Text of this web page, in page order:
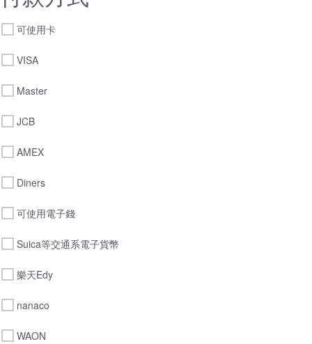
可使用卡
VISA
Master
JCB
AMEX
Diners
可使用電子錢
Suica等交通系電子貨幣
樂天Edy
nanaco
WAON